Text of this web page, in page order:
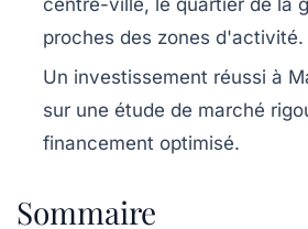
centre-ville, le quartier de la
proches des zones d'activité.
Un investissement réussi à
sur une étude de marché
financement optimisé.
Sommaire